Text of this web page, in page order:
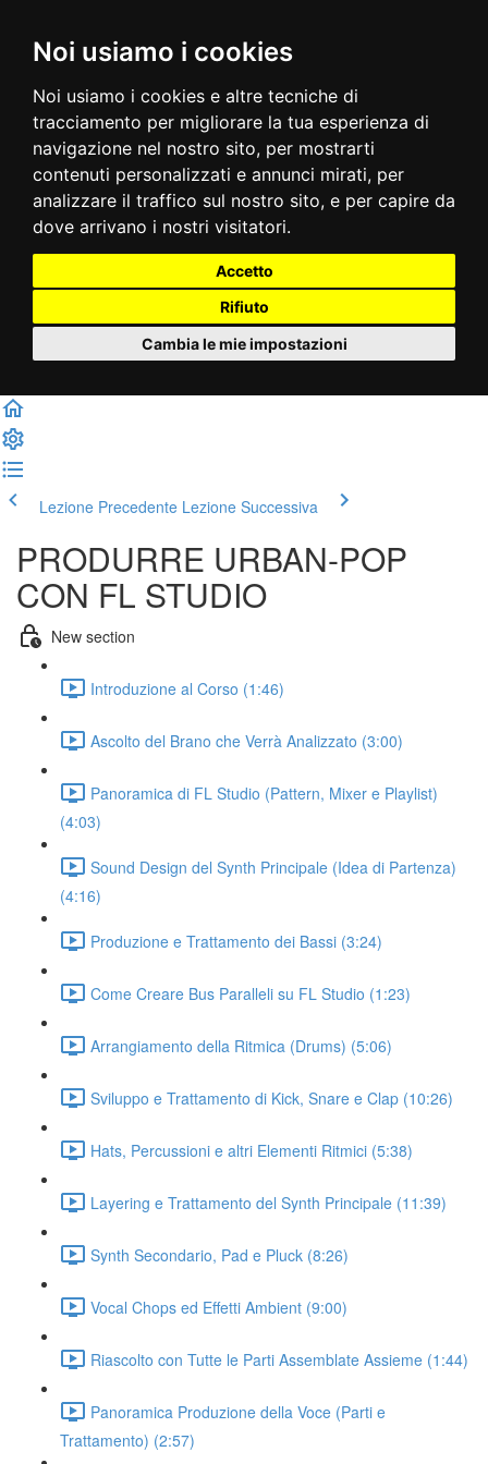
Noi usiamo i cookies
Noi usiamo i cookies e altre tecniche di
tracciamento per migliorare la tua esperienza di
navigazione nel nostro sito, per mostrarti
contenuti personalizzati e annunci mirati, per
analizzare il traffico sul nostro sito, e per capire da
dove arrivano i nostri visitatori.
Accetto
Rifiuto
Cambia le mie impostazioni
Lezione Precedente Lezione Successiva
PRODURRE URBAN-POP
CON FL STUDIO
New section
Introduzione al Corso (1:46)
Ascolto del Brano che Verrà Analizzato (3:00)
Panoramica di FL Studio (Pattern, Mixer e Playlist)
(4:03)
Sound Design del Synth Principale (Idea di Partenza)
(4:16)
Produzione e Trattamento dei Bassi (3:24)
Come Creare Bus Paralleli su FL Studio (1:23)
Arrangiamento della Ritmica (Drums) (5:06)
Sviluppo e Trattamento di Kick, Snare e Clap (10:26)
Hats, Percussioni e altri Elementi Ritmici (5:38)
Layering e Trattamento del Synth Principale (11:39)
Synth Secondario, Pad e Pluck (8:26)
Vocal Chops ed Effetti Ambient (9:00)
Riascolto con Tutte le Parti Assemblate Assieme (1:44)
Panoramica Produzione della Voce (Parti e
Trattamento) (2:57)